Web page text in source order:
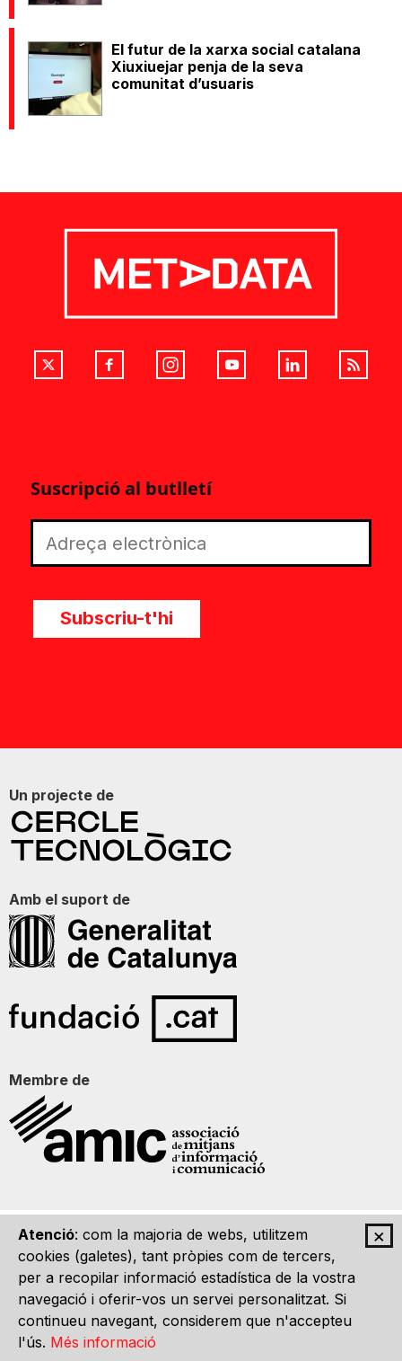
El futur de la xarxa social catalana
Xiuxiuejar penja de la seva
comunitat d’usuaris
×
Atenció: com la majoria de webs, utilitzem
cookies (galetes), tant pròpies com de tercers,
per a recopilar informació estadística de la vostra
navegació i oferir-vos un servei personalitzat. Si
continueu navegant, considerem que n'accepteu
l'ús. Més informació
Suscripció al butlletí
Subscriu-t'hi
Un projecte de
Amb el suport de
Membre de
Qui som Contacte Imatge Gràfica Avís legal